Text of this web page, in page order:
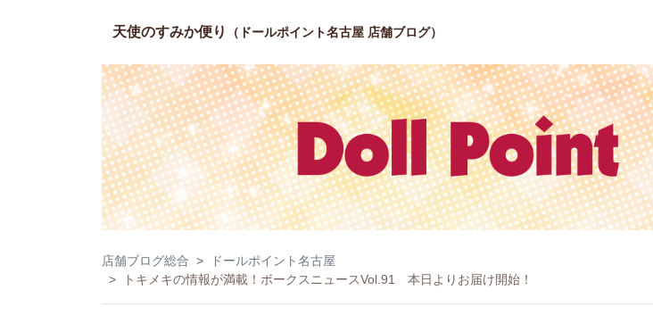
天使のすみか便り （ドールポイント名古屋 店舗ブログ）
店舗ブログ総合
ドールポイント名古屋
トキメキの情報が満載！ボークスニュースVol.91 本日よりお届け開始！